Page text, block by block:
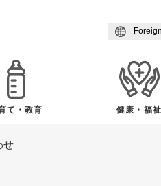
て・教育 健康・福祉
せ